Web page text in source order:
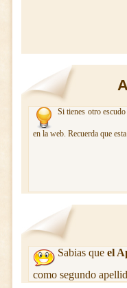
Si tienes otro
en la web. Recuerda que
Sabias queel
como segundo